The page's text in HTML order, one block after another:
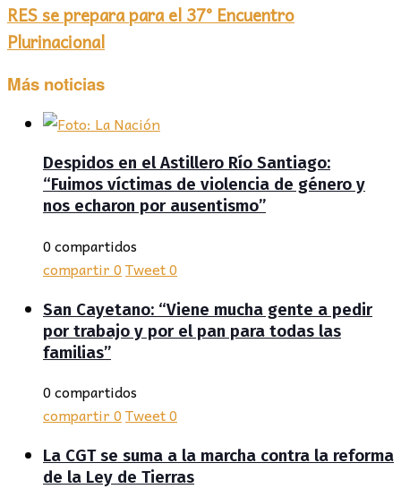
RES se prepara para el 37° Encuentro
Plurinacional
Más noticias
Despidos en el Astillero Río Santiago:
“Fuimos víctimas de violencia de género y
nos echaron por ausentismo”
0 compartidos
compartir0Tweet0
San Cayetano: “Viene mucha gente a pedir
por trabajo y por el pan para todas las
familias”
0 compartidos
compartir0Tweet0
La CGT se suma a la marcha contra la reforma
de la Ley de Tierras